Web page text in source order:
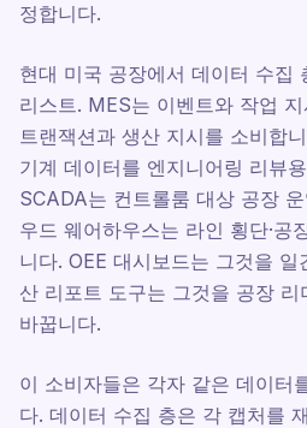
정합니다.
현대 미국 공장에서 데이터 수집
리스트. MES는 이벤트와 작업
트랜잭션과 생산 지시를 소비합
기계 데이터를 엔지니어링 리뷰
SCADA는 컨트롤룸 대상 공장
우드 웨어하우스는 라인 횡단·공
니다. OEE 대시보드는 그것을
산 리포트 도구는 그것을 공장
바꿉니다.
이 소비자들은 각자 같은 데이터
다. 데이터 수집 층은 각 캡처를